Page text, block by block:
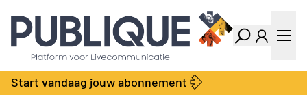
Industry Dashboard
Vacatures
Kalender
Producten
Bedrijvengids
Locatie Finder
Start vandaag jouw abonnement